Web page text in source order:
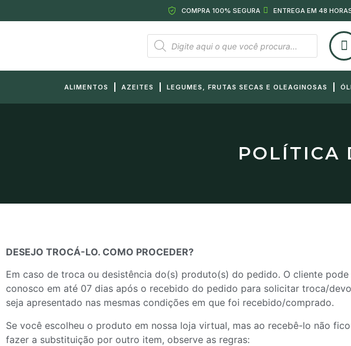
COMPRA 100% SEGURA ENTREGA EM 48
ALIMENTOS AZEITES LEGUMES, FRUTAS SECAS E OLEAGINOSAS
POLÍTICA
DESEJO TROCÁ-LO. COMO PROCEDER?
Em caso de troca ou desistência do(s) produto(s) do pedido. O cliente
conosco em até 07 dias após o recebido do pedido para solicitar troca/
seja apresentado nas mesmas condições em que foi recebido/comprado.
Se você escolheu o produto em nossa loja virtual, mas ao recebê-lo não
fazer a substituição por outro item, observe as regras: